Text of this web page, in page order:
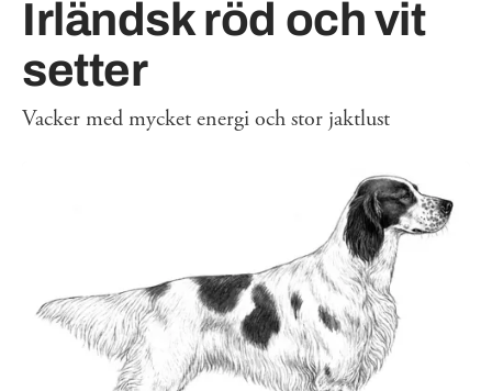
Irländsk röd och vit
setter
Vacker med mycket energi och stor jaktlust